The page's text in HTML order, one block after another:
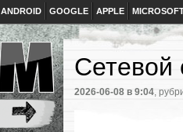
ANDROID GOOGLE APPLE
Сетевой
2026-06-08 в 9:04,